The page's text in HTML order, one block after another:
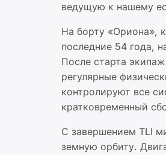
ведущую к нашему
На борту «Ориона»,
последние 54 года,
После старта
регулярные
контролируют все
кратковременный
С завершением TLI
земную орбиту.